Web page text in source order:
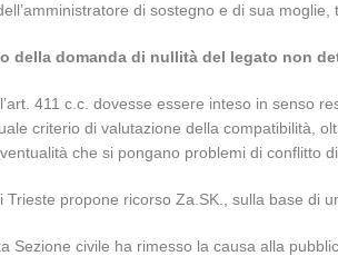
di sostegno e di sua
della domanda di nullità del legato non
411 c.c. dovesse essere inteso in senso
criterio di valutazione della compatibilità,
che si pongano problemi di conflitto
propone ricorso Za.SK., sulla base di
Sezione civile ha rimesso la causa alla